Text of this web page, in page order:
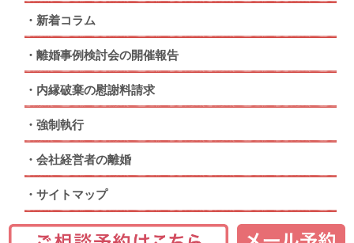
新着コラム
離婚事例検討会の開催報告
内縁破棄の慰謝料請求
強制執行
会社経営者の離婚
サイトマップ